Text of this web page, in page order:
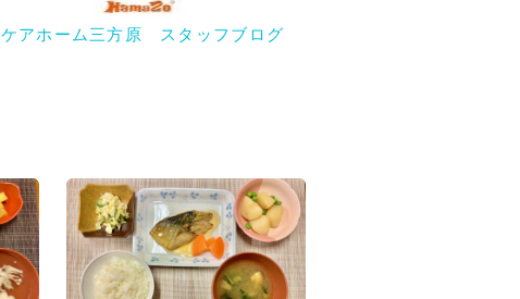
ケアホーム三方原 スタッフブログ